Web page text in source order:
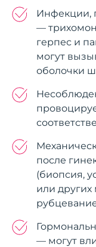
Инфекции,
—
герпес и
могут
оболочки
после
(биопсия,
или других
— могут